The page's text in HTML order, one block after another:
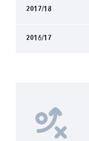
2017/18
2016/17